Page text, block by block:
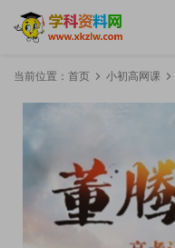
当前位置： 首页 小初高网课